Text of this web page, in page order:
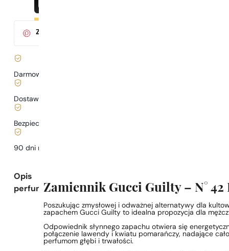
Za zakup tego produktu
Darmowa dostawa już
Dostawa już
Bezpieczne zakupy i płatności
90 dni na
Opis
perfum Zamiennik Gucci Guilty – N° 42
Poszukując zmysłowej i odważnej alternatywy dla
zapachem Gucci Guilty to idealna propozycja dla
Odpowiednik słynnego zapachu otwiera się
połączenie lawendy i kwiatu pomarańczy, nadające
perfumom głębi i trwałości.